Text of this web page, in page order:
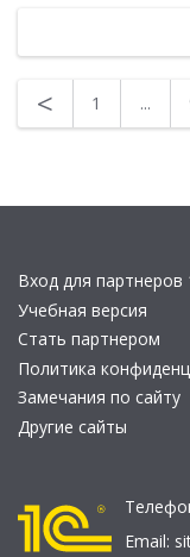
< 1 ...
Вход для партнеров
Учебная версия
Стать партнером
Политика
Замечания по сайту
Другие сайты
Email: